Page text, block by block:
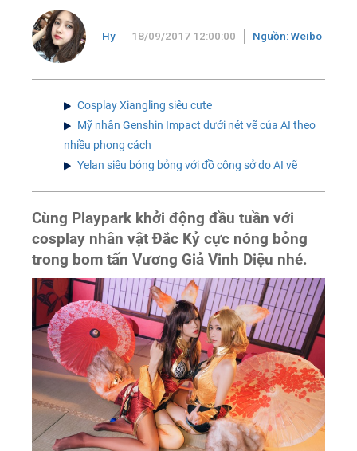
Hy 18/09/2017 12:00:00 Nguồn: Weibo
Cosplay Xiangling siêu cute
Mỹ nhân Genshin Impact dưới nét vẽ của AI theo
nhiều phong cách
Yelan siêu bóng bỏng với đồ công sở do AI vẽ
Cùng Playpark khởi động đầu tuần với
cosplay nhân vật Đắc Kỷ cực nóng bỏng
trong bom tấn Vương Giả Vinh Diệu nhé.